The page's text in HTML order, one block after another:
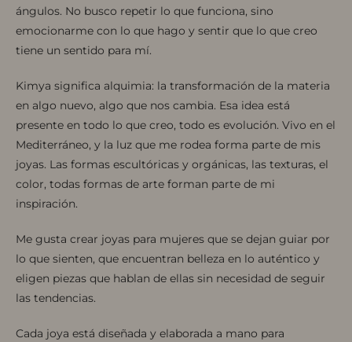
ángulos. No busco repetir lo que funciona, sino
emocionarme con lo que hago y sentir que lo que creo
tiene un sentido para mí.
Kimya significa alquimia: la transformación de la materia
en algo nuevo, algo que nos cambia. Esa idea está
presente en todo lo que creo, todo es evolución. Vivo en el
Mediterráneo, y la luz que me rodea forma parte de mis
joyas. Las formas escultóricas y orgánicas, las texturas, el
color, todas formas de arte forman parte de mi
inspiración.
Me gusta crear joyas para mujeres que se dejan guiar por
lo que sienten, que encuentran belleza en lo auténtico y
eligen piezas que hablan de ellas sin necesidad de seguir
las tendencias.
Cada joya está diseñada y elaborada a mano para